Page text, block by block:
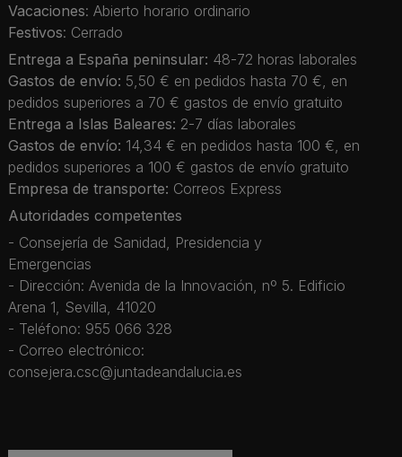
Vacaciones: Abierto horario ordinario
Festivos: Cerrado
Entrega a España peninsular: 48-72 horas laborales
Gastos de envío: 5,50 € en pedidos hasta 70 €, en
pedidos superiores a 70 € gastos de envío gratuito
Entrega a Islas Baleares: 2-7 días laborales
Gastos de envío: 14,34 € en pedidos hasta 100 €, en
pedidos superiores a 100 € gastos de envío gratuito
Empresa de transporte: Correos Express
Autoridades competentes
- Consejería de Sanidad, Presidencia y
Emergencias
- Dirección: Avenida de la Innovación, nº 5. Edificio
Arena 1, Sevilla, 41020
- Teléfono: 955 066 328
- Correo electrónico:
consejera.csc@juntadeandalucia.es